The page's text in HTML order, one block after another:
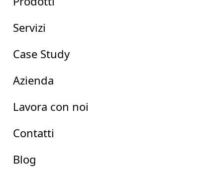
Servizi
Case Study
Azienda
Lavora con noi
Contatti
Blog